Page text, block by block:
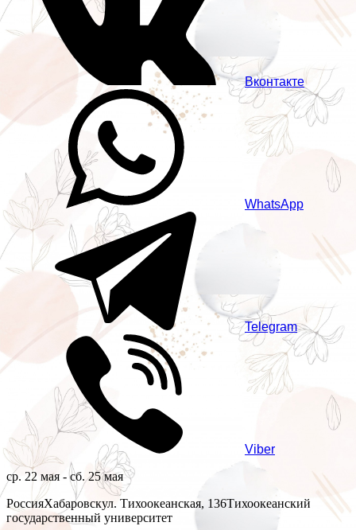
Вконтакте
WhatsApp
Telegram
Viber
ср. 22 мая - сб. 25 мая
РоссияХабаровскул. Тихоокеанская, 136Тихоокеанский
государственный университет